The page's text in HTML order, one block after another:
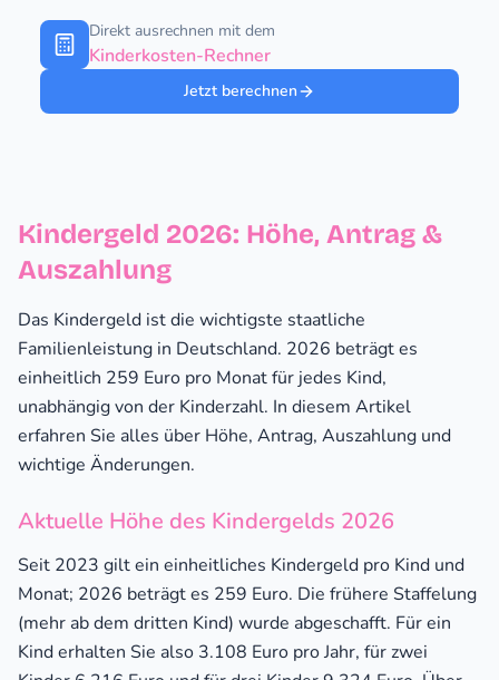
Direkt ausrechnen mit dem
Kinderkosten-Rechner
Jetzt berechnen
Kindergeld 2026: Höhe, Antrag &
Auszahlung
Das Kindergeld ist die wichtigste staatliche
Familienleistung in Deutschland. 2026 beträgt es
einheitlich 259 Euro pro Monat für jedes Kind,
unabhängig von der Kinderzahl. In diesem Artikel
erfahren Sie alles über Höhe, Antrag, Auszahlung und
wichtige Änderungen.
Aktuelle Höhe des Kindergelds 2026
Seit 2023 gilt ein einheitliches Kindergeld pro Kind und
Monat; 2026 beträgt es 259 Euro. Die frühere Staffelung
(mehr ab dem dritten Kind) wurde abgeschafft. Für ein
Kind erhalten Sie also 3.108 Euro pro Jahr, für zwei